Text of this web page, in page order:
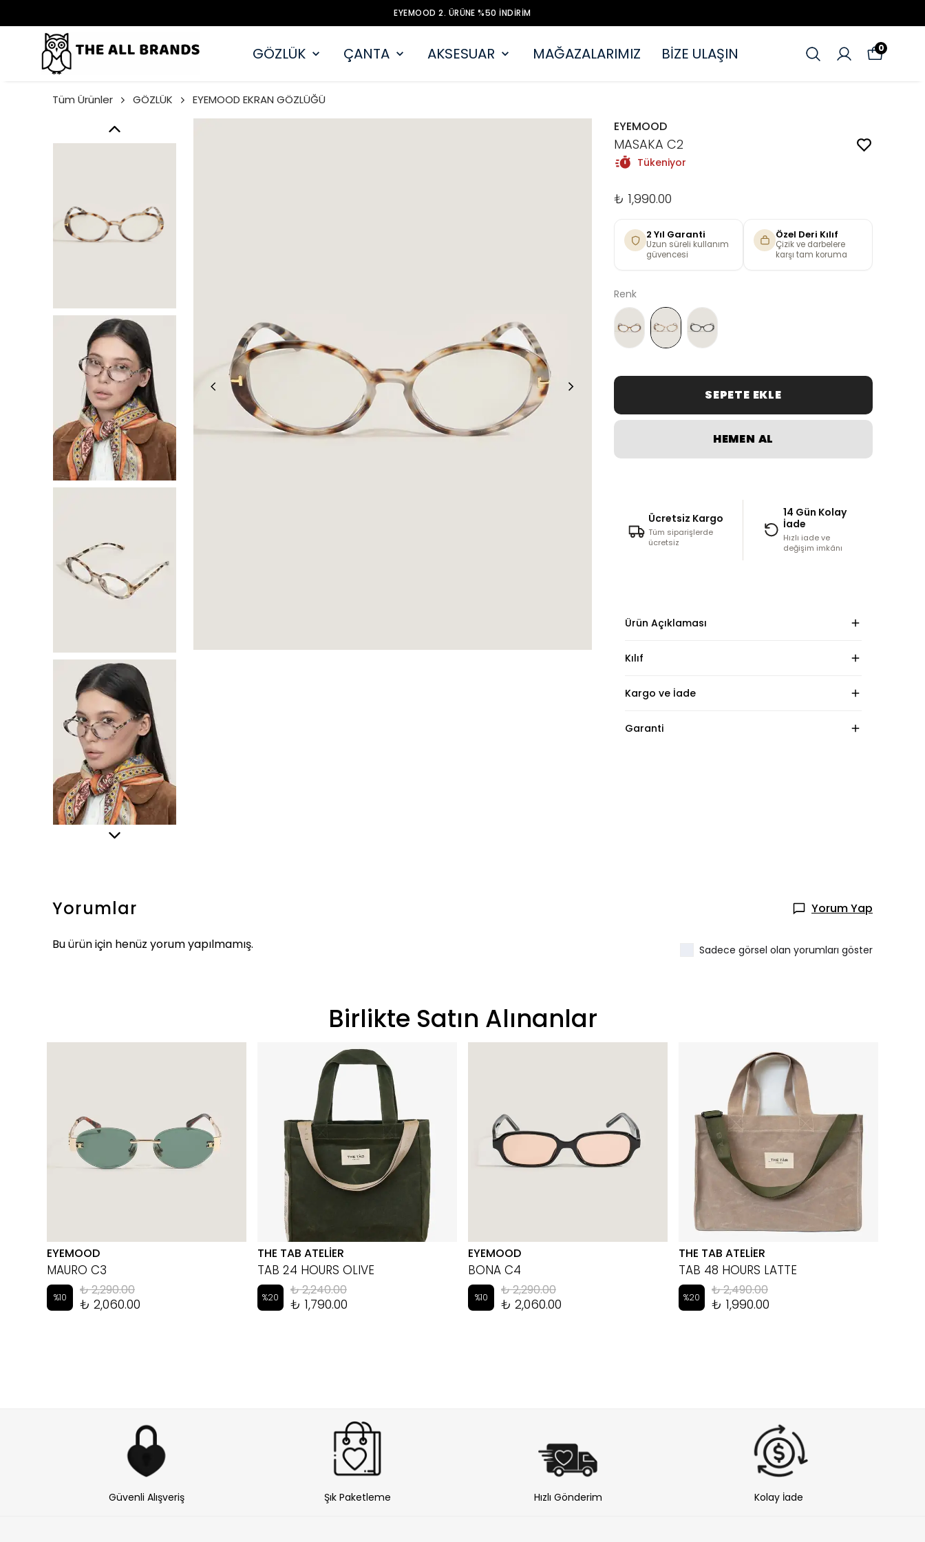
EYEMOOD 2. ÜRÜNE %50 İNDİRİM
GÖZLÜK ÇANTA AKSESUAR MAĞAZALARIMIZ BİZE ULAŞIN 0
Tüm Ürünler GÖZLÜK EYEMOOD EKRAN GÖZLÜĞÜ
EYEMOOD
MASAKA C2
Tükeniyor
₺ 1,990.00
2 Yıl Garanti
Uzun süreli kullanım
güvencesi
Özel Deri Kılıf
Çizik ve darbelere
karşı tam koruma
Renk
SEPETE EKLE
HEMEN AL
Ücretsiz Kargo
Tüm siparişlerde
ücretsiz
14 Gün Kolay
İade
Hızlı iade ve
değişim imkânı
Ürün Açıklaması
Kılıf
Kargo ve İade
Garanti
Yorumlar Yorum Yap
Bu ürün için henüz yorum yapılmamış. Sadece görsel olan yorumları göster
Birlikte Satın Alınanlar
EYEMOOD
MAURO C3
%10 ₺ 2,290.00
₺ 2,060.00
THE TAB ATELİER
TAB 24 HOURS OLIVE
%20 ₺ 2,240.00
₺ 1,790.00
EYEMOOD
BONA C4
%10 ₺ 2,290.00
₺ 2,060.00
THE TAB ATELİER
TAB 48 HOURS LATTE
%20 ₺ 2,490.00
₺ 1,990.00
Güvenli Alışveriş Şık Paketleme Hızlı Gönderim Kolay İade